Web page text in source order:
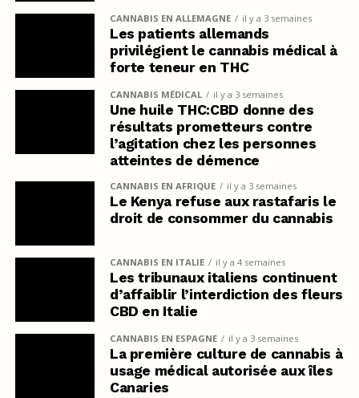
CANNABIS EN ALLEMAGNE il y a 3 semaines
Les patients allemands
privilégient le cannabis médical à
forte teneur en THC
CANNABIS MÉDICAL il y a 3 semaines
Une huile THC:CBD donne des
résultats prometteurs contre
l’agitation chez les personnes
atteintes de démence
CANNABIS EN AFRIQUE il y a 3 semaines
Le Kenya refuse aux rastafaris le
droit de consommer du cannabis
CANNABIS EN ITALIE il y a 4 semaines
Les tribunaux italiens continuent
d’affaiblir l’interdiction des fleurs
CBD en Italie
CANNABIS EN ESPAGNE il y a 3 semaines
La première culture de cannabis à
usage médical autorisée aux îles
Canaries